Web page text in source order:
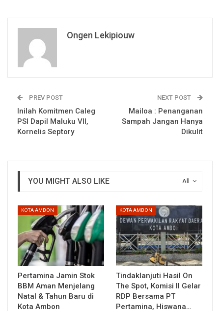
Ongen Lekipiouw
PREV POST
Inilah Komitmen Caleg
PSI Dapil Maluku VII,
Kornelis Septory
NEXT POST
Mailoa : Penanganan
Sampah Jangan Hanya
Dikulit
All
YOU MIGHT ALSO LIKE
KOTA AMBON
Pertamina Jamin Stok
BBM Aman Menjelang
Natal & Tahun Baru di
Kota Ambon
KOTA AMBON
Tindaklanjuti Hasil On
The Spot, Komisi II Gelar
RDP Bersama PT
Pertamina, Hiswana…